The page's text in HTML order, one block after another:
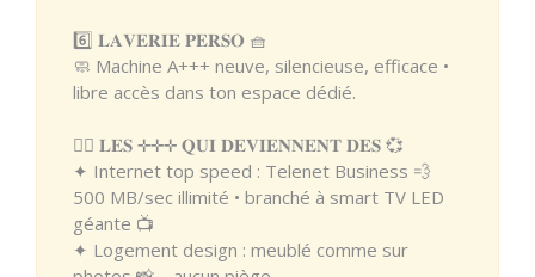
6️⃣ 𝐋𝐀𝐕𝐄𝐑𝐈𝐄 𝐏𝐄𝐑𝐒𝐎 🧺
🧼 Machine A+++ neuve, silencieuse, efficace •
libre accès dans ton espace dédié.
❤️‍🔥 𝐋𝐄𝐒 ✛✛✛ 𝐐𝐔𝐈 𝐃𝐄𝐕𝐈𝐄𝐍𝐍𝐄𝐍𝐓 𝐃𝐄𝐒 💞
✦ Internet top speed : Telenet Business 💨
500 MB/sec illimité • branché à smart TV LED
géante 📺
✦ Logement design : meublé comme sur